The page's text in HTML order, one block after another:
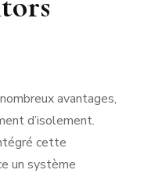
avantages,
d’isolement.
cette
un système